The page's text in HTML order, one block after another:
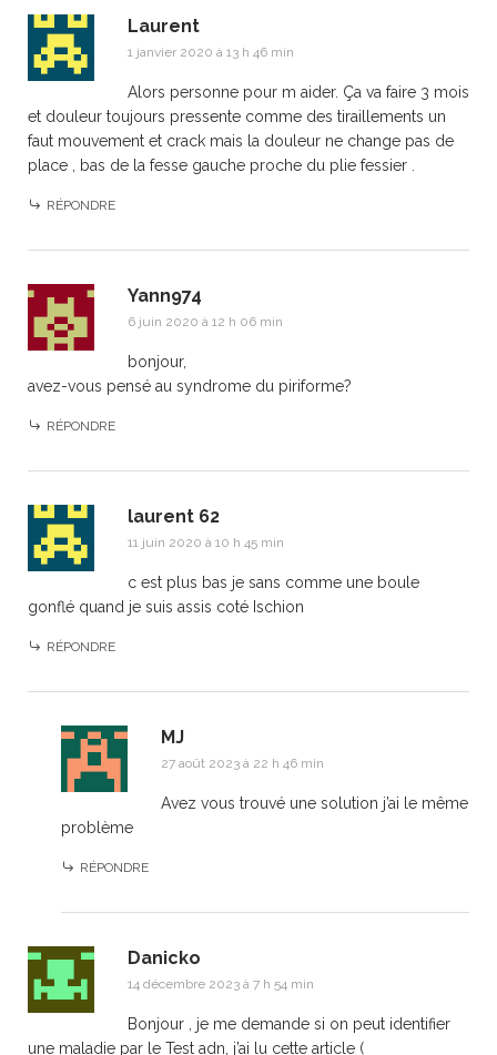
Laurent
1 janvier 2020 à 13 h 46 min
Alors personne pour m aider. Ça va faire 3 mois
et douleur toujours pressente comme des tiraillements un
faut mouvement et crack mais la douleur ne change pas de
place , bas de la fesse gauche proche du plie fessier .
RÉPONDRE
Yann974
6 juin 2020 à 12 h 06 min
bonjour,
avez-vous pensé au syndrome du piriforme?
RÉPONDRE
laurent 62
11 juin 2020 à 10 h 45 min
c est plus bas je sans comme une boule
gonflé quand je suis assis coté Ischion
RÉPONDRE
MJ
27 août 2023 à 22 h 46 min
Avez vous trouvé une solution j’ai le même
problème
RÉPONDRE
Danicko
14 décembre 2023 à 7 h 54 min
Bonjour , je me demande si on peut identifier
une maladie par le Test adn, j’ai lu cette article (